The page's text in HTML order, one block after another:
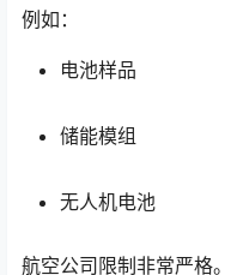
例如：
电池样品
储能模组
无人机电池
航空公司限制非常严格。